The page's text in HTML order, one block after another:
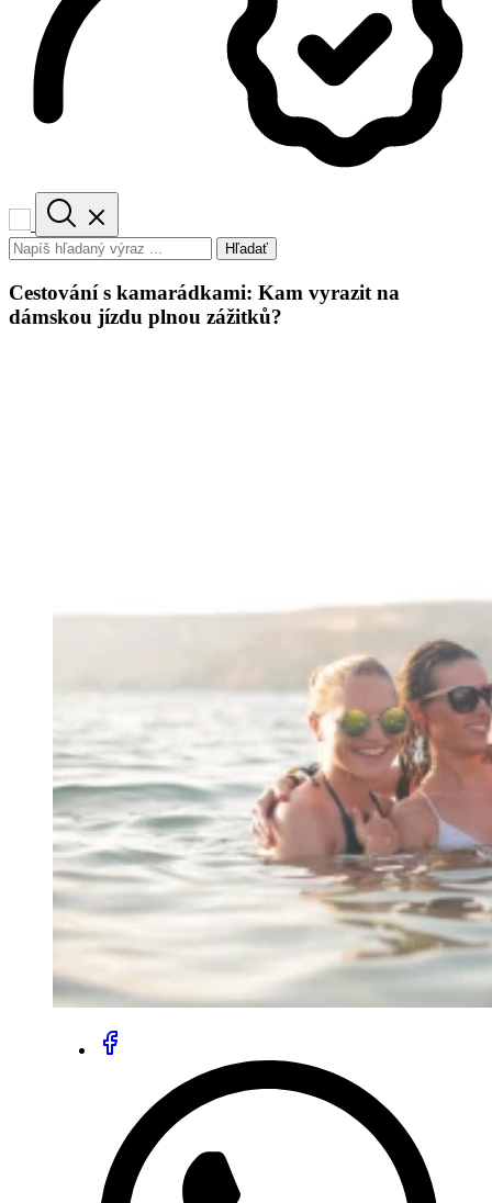
Hľadať
Cestování s kamarádkami: Kam vyrazit na
dámskou jízdu plnou zážitků?